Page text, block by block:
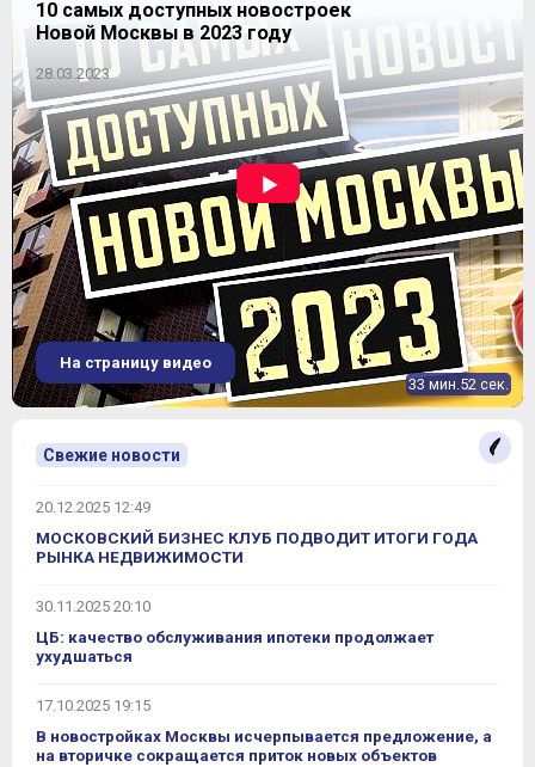
10 самых доступных новостроек
Новой Москвы в 2023 году
28.03.2023
33 мин.52 сек.
На страницу видео
Свежие новости
20.12.2025 12:49
МОСКОВСКИЙ БИЗНЕС КЛУБ ПОДВОДИТ ИТОГИ ГОДА
РЫНКА НЕДВИЖИМОСТИ
30.11.2025 20:10
ЦБ: качество обслуживания ипотеки продолжает
ухудшаться
17.10.2025 19:15
В новостройках Москвы исчерпывается предложение, а
на вторичке сокращается приток новых объектов